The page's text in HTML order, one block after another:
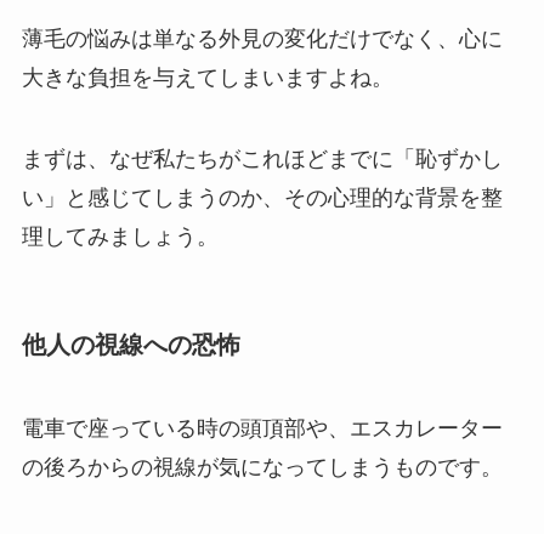
薄毛の悩みは単なる外見の変化だけでなく、心に
大きな負担を与えてしまいますよね。
まずは、なぜ私たちがこれほどまでに「恥ずかし
い」と感じてしまうのか、その心理的な背景を整
理してみましょう。
他人の視線への恐怖
電車で座っている時の頭頂部や、エスカレーター
の後ろからの視線が気になってしまうものです。